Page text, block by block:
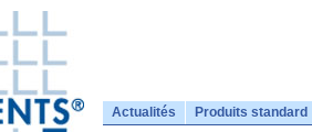
Actualités Produits standard